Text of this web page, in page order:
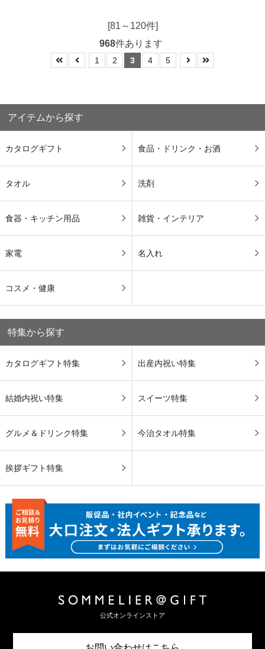
[81～120件]
968件あります
1 2 3 4 5
アイテムから探す
カタログギフト 食品・ドリンク・お酒
タオル 洗剤
食器・キッチン用品 雑貨・インテリア
家電 名入れ
コスメ・健康
特集から探す
カタログギフト特集 出産内祝い特集
結婚内祝い特集 スイーツ特集
グルメ＆ドリンク特集 今治タオル特集
挨拶ギフト特集
公式オンラインストア